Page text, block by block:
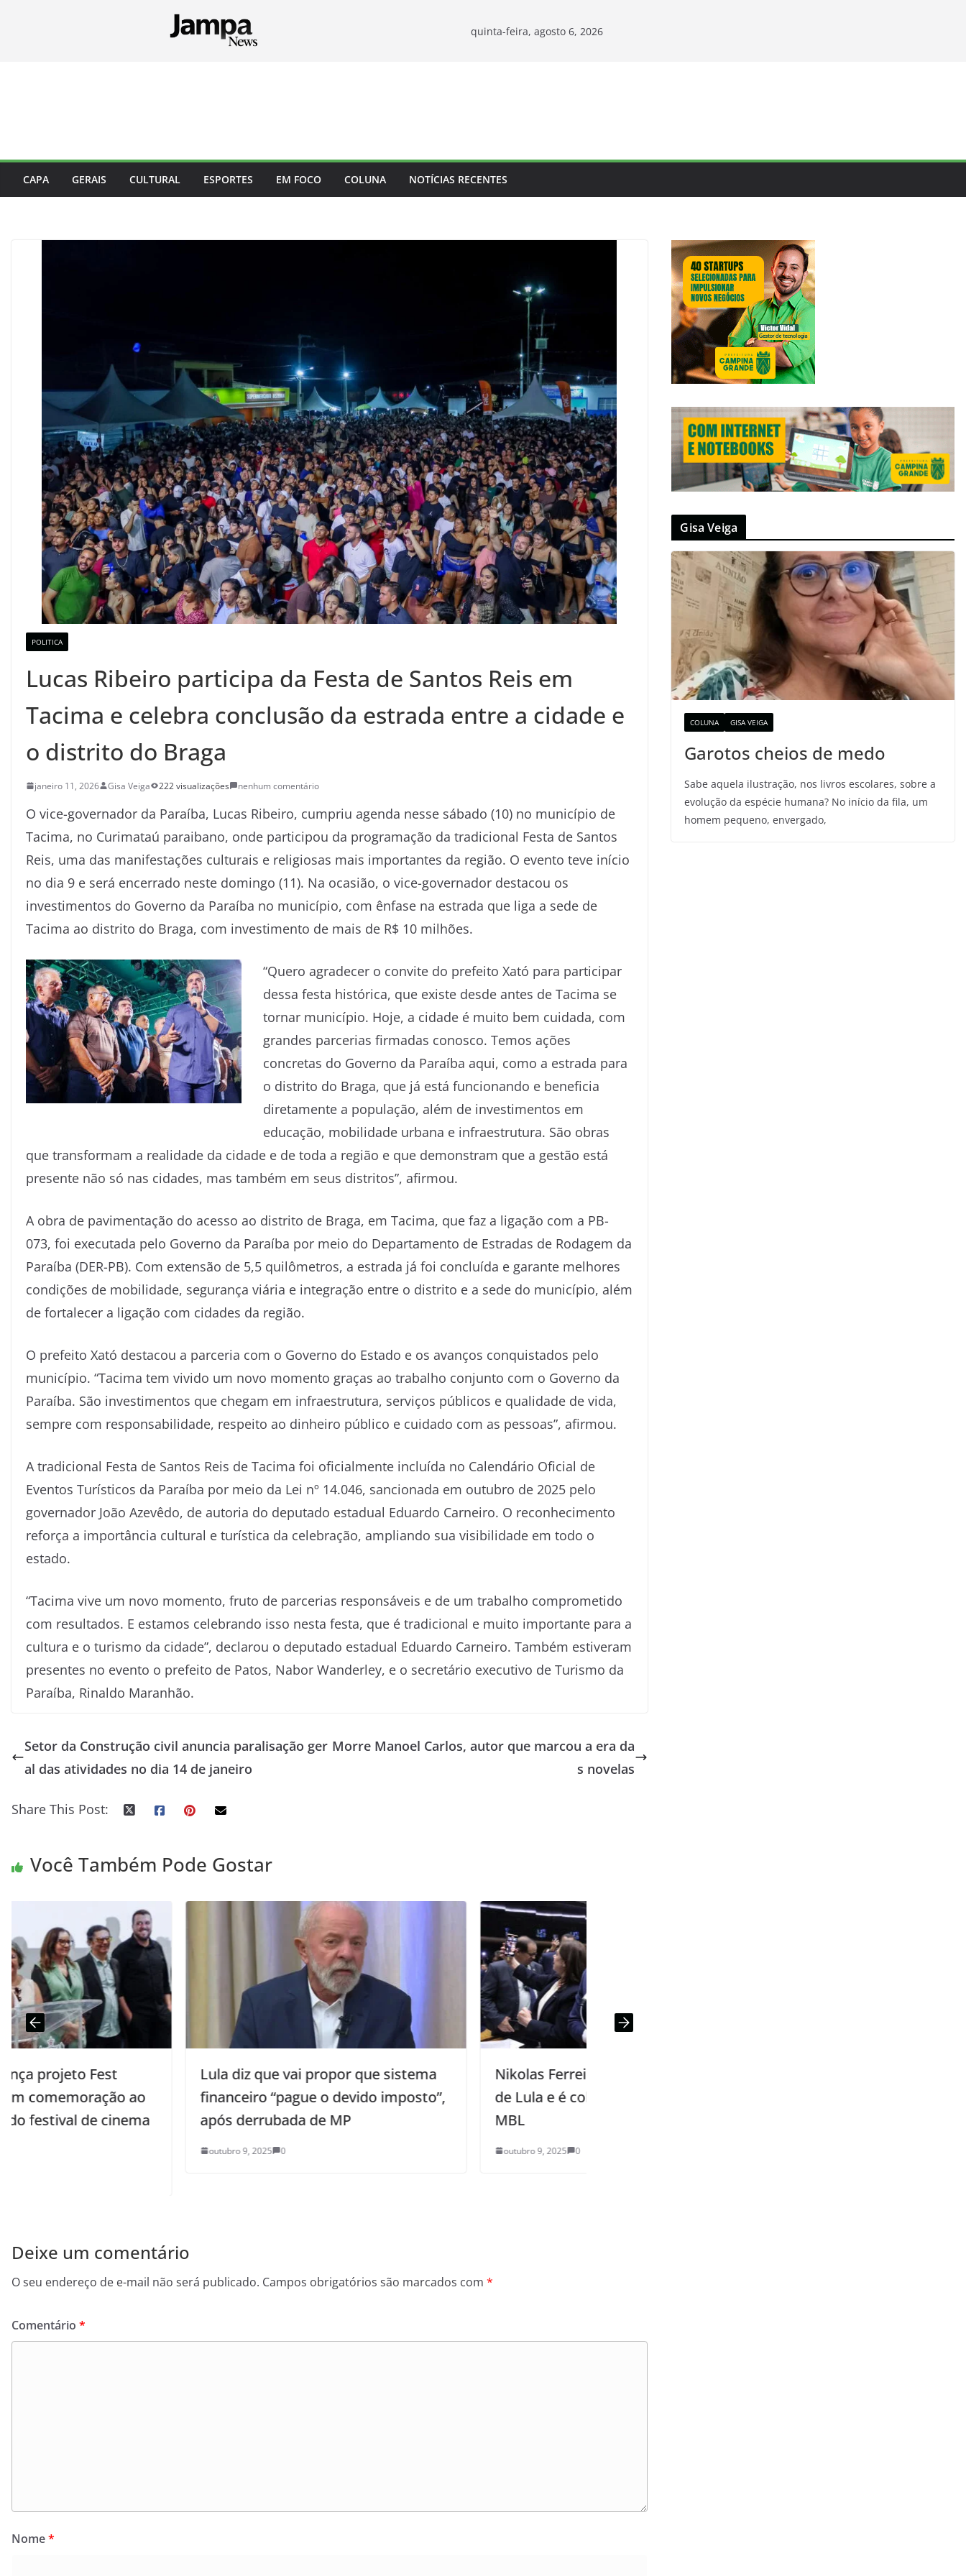
quinta-feira, agosto 6, 2026
CAPA GERAIS CULTURAL ESPORTES EM FOCO COLUNA NOTÍCIAS RECENTES
POLITICA
Lucas Ribeiro participa da Festa de Santos Reis em
Tacima e celebra conclusão da estrada entre a cidade e
o distrito do Braga
janeiro 11, 2026 Gisa Veiga 222 visualizações nenhum comentário
O vice-governador da Paraíba, Lucas Ribeiro, cumpriu agenda nesse sábado (10) no município de
Tacima, no Curimataú paraibano, onde participou da programação da tradicional Festa de Santos
Reis, uma das manifestações culturais e religiosas mais importantes da região. O evento teve início
no dia 9 e será encerrado neste domingo (11). Na ocasião, o vice-governador destacou os
investimentos do Governo da Paraíba no município, com ênfase na estrada que liga a sede de
Tacima ao distrito do Braga, com investimento de mais de R$ 10 milhões.
“Quero agradecer o convite do prefeito Xató para participar
dessa festa histórica, que existe desde antes de Tacima se
tornar município. Hoje, a cidade é muito bem cuidada, com
grandes parcerias firmadas conosco. Temos ações
concretas do Governo da Paraíba aqui, como a estrada para
o distrito do Braga, que já está funcionando e beneficia
diretamente a população, além de investimentos em
educação, mobilidade urbana e infraestrutura. São obras
que transformam a realidade da cidade e de toda a região e que demonstram que a gestão está
presente não só nas cidades, mas também em seus distritos”, afirmou.
A obra de pavimentação do acesso ao distrito de Braga, em Tacima, que faz a ligação com a PB-
073, foi executada pelo Governo da Paraíba por meio do Departamento de Estradas de Rodagem da
Paraíba (DER-PB). Com extensão de 5,5 quilômetros, a estrada já foi concluída e garante melhores
condições de mobilidade, segurança viária e integração entre o distrito e a sede do município, além
de fortalecer a ligação com cidades da região.
O prefeito Xató destacou a parceria com o Governo do Estado e os avanços conquistados pelo
município. “Tacima tem vivido um novo momento graças ao trabalho conjunto com o Governo da
Paraíba. São investimentos que chegam em infraestrutura, serviços públicos e qualidade de vida,
sempre com responsabilidade, respeito ao dinheiro público e cuidado com as pessoas”, afirmou.
A tradicional Festa de Santos Reis de Tacima foi oficialmente incluída no Calendário Oficial de
Eventos Turísticos da Paraíba por meio da Lei nº 14.046, sancionada em outubro de 2025 pelo
governador João Azevêdo, de autoria do deputado estadual Eduardo Carneiro. O reconhecimento
reforça a importância cultural e turística da celebração, ampliando sua visibilidade em todo o
estado.
“Tacima vive um novo momento, fruto de parcerias responsáveis e de um trabalho comprometido
com resultados. E estamos celebrando isso nesta festa, que é tradicional e muito importante para a
cultura e o turismo da cidade”, declarou o deputado estadual Eduardo Carneiro. Também estiveram
presentes no evento o prefeito de Patos, Nabor Wanderley, e o secretário executivo de Turismo da
Paraíba, Rinaldo Maranhão.
Setor da Construção civil anuncia paralisação ger
al das atividades no dia 14 de janeiro
Morre Manoel Carlos, autor que marcou a era da
s novelas
Share This Post:
Você Também Pode Gostar
Lula diz que vai propor que sistema
financeiro “pague o devido imposto”,
após derrubada de MP
Nikolas Ferreira vota errado em MP
de Lula e é cobrado por aliados do
MBL
Deixe um comentário
O seu endereço de e-mail não será publicado. Campos obrigatórios são marcados com *
Comentário *
Nome*
Gisa Veiga
COLUNA GISA VEIGA
Garotos cheios de medo
Sabe aquela ilustração, nos livros escolares, sobre a
evolução da espécie humana? No início da fila, um
homem pequeno, envergado,